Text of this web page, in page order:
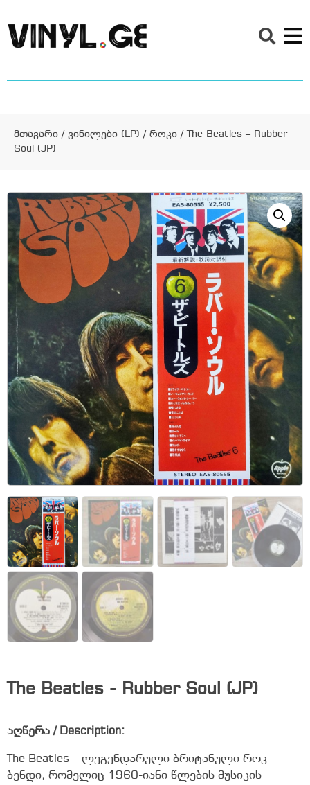
მთავარი / ვინილები (LP) / როკი / The Beatles – Rubber
Soul (JP)
The Beatles - Rubber Soul (JP)
აღწერა / Description:
The Beatles – ლეგენდარული ბრიტანული როკ-
ბენდი, რომელიც 1960-იანი წლების მუსიკის